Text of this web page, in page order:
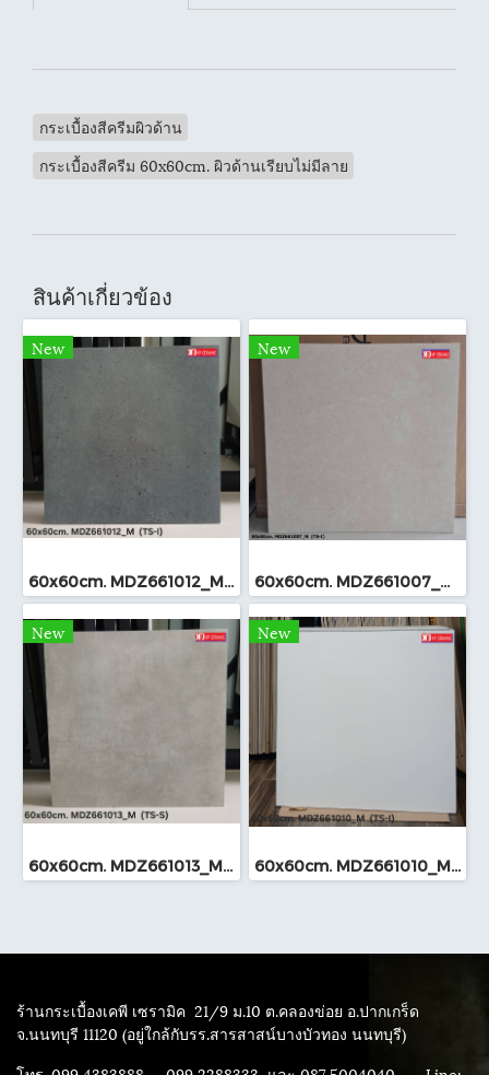
กระเบื้องสีครีมผิวด้าน
กระเบื้องสีครีม 60x60cm. ผิวด้านเรียบไม่มีลาย
สินค้าเกี่ยวข้อง
New
60x60cm. MDZ661012_M (TS-I)
New
60x60cm. MDZ661007_M (TS-I)
New
60x60cm. MDZ661013_M (TS-I)
New
60x60cm. MDZ661010_M (TS-I)
ร้านกระเบื้องเคพี เซรามิค 21/9 ม.10 ต.คลองข่อย อ.ปากเกร็ด
จ.นนทบุรี 11120 (อยู่ใกล้กับรร.สารสาสน์บางบัวทอง นนทบุรี)